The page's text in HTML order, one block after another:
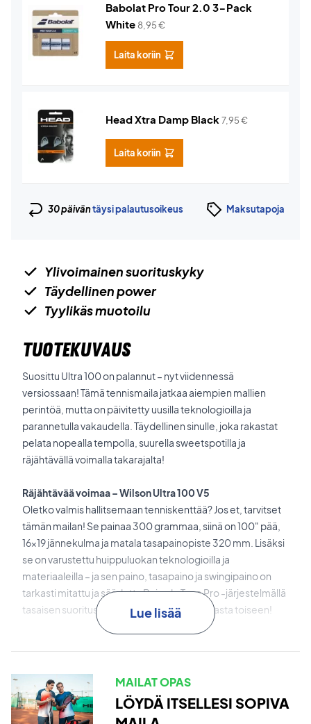
Babolat Pro Tour 2.0 3-Pack
White 8,95€
Laita koriin
Head Xtra Damp Black7,95€
Laita koriin
30 päiväntäysi palautusoikeus Maksutapoja
Ylivoimainen suorituskyky
Täydellinen power
Tyylikäs muotoilu
TUOTEKUVAUS
Suosittu Ultra 100 on palannut – nyt viidennessä
versiossaan! Tämä tennismaila jatkaa aiempien mallien
perintöä, mutta on päivitetty uusilla teknologioilla ja
parannetulla vakaudella. Täydellinen sinulle, joka rakastat
pelata nopealla tempolla, suurella sweetspotilla ja
räjähtävällä voimalla takarajalta!
Räjähtävää voimaa –Wilson Ultra 100 V5
Oletko valmis hallitsemaan tenniskenttää? Jos et, tarvitset
tämän mailan! Se painaa 300 grammaa, siinä on 100" pää,
16x19 jännekulma ja matala tasapainopiste 320 mm. Lisäksi
se on varustettu huippuluokan teknologioilla ja
materiaaleilla – ja sen paino, tasapaino ja swingipaino on
tarkasti mitattu ja säädetty Baiardo Tune Pro -järjestelmällä
tasaisen suorituskyvyn takaamiseksi – mailasta toiseen!
ja hallintaa.
FORTYFIVE°parantaa rungon joustavuutta ja vakautta sekä
Lue lisää
MAILAT OPAS
LÖYDÄ ITSELLESI SOPIVA